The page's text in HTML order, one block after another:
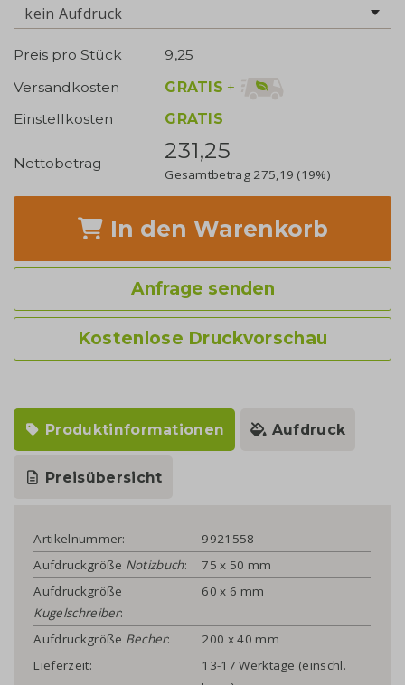
kein Aufdruck
Preis pro Stück
9,25
Versandkosten
GRATIS +
Einstellkosten
GRATIS
Nettobetrag 231,25
Gesamtbetrag 275,19 (19%)
In den Warenkorb
Anfrage senden
Kostenlose Druckvorschau
Produktinformationen Aufdruck
Preisübersicht
Artikelnummer:
9921558
Aufdruckgröße Notizbuch:
75 x 50 mm
Aufdruckgröße
Kugelschreiber:
60 x 6 mm
Aufdruckgröße Becher:
200 x 40 mm
Lieferzeit:
13-17 Werktage (einschl.